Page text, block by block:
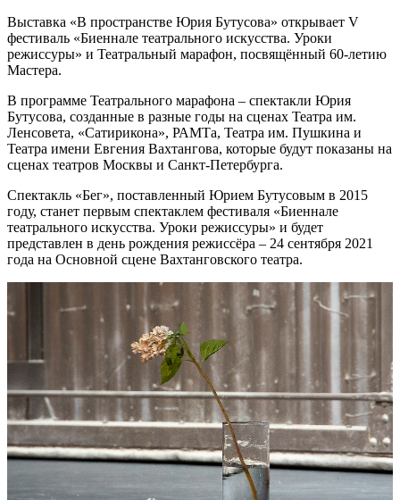
Выставка «В пространстве Юрия Бутусова» открывает V
фестиваль «Биеннале театрального искусства. Уроки
режиссуры» и Театральный марафон, посвящённый 60-летию
Мастера.
В программе Театрального марафона – спектакли Юрия
Бутусова, созданные в разные годы на сценах Театра им.
Ленсовета, «Сатирикона», РАМТа, Театра им. Пушкина и
Театра имени Евгения Вахтангова, которые будут показаны на
сценах театров Москвы и Санкт-Петербурга.
Спектакль «Бег», поставленный Юрием Бутусовым в 2015
году, станет первым спектаклем фестиваля «Биеннале
театрального искусства. Уроки режиссуры» и будет
представлен в день рождения режиссёра – 24 сентября 2021
года на Основной сцене Вахтанговского театра.